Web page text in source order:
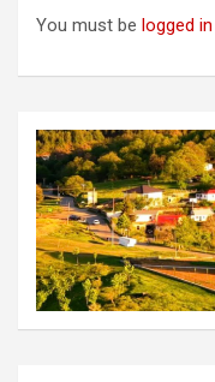
You must be logged in